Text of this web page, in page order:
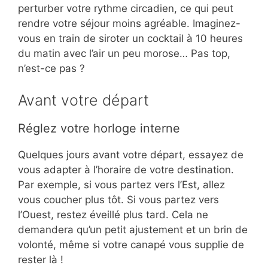
perturber votre rythme circadien, ce qui peut
rendre votre séjour moins agréable. Imaginez-
vous en train de siroter un cocktail à 10 heures
du matin avec l’air un peu morose… Pas top,
n’est-ce pas ?
Avant votre départ
Réglez votre horloge interne
Quelques jours avant votre départ, essayez de
vous adapter à l’horaire de votre destination.
Par exemple, si vous partez vers l’Est, allez
vous coucher plus tôt. Si vous partez vers
l’Ouest, restez éveillé plus tard. Cela ne
demandera qu’un petit ajustement et un brin de
volonté, même si votre canapé vous supplie de
rester là !